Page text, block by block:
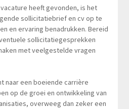
heeft gevonden, is het
sollicitatiebrief en cv op te
en ervaring benadrukken. Bereid
sollicitatiegesprekken
met veelgestelde vragen
naar een boeiende carrière
op de groei en ontwikkeling van
overweeg dan zeker een